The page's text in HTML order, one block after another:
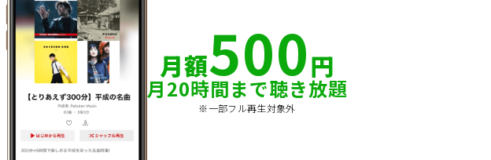
月額500円
月20時間まで聴き放題
※一部フル再生対象外